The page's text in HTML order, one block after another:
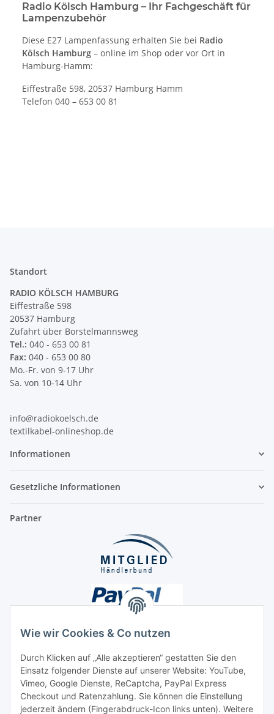
Wie wir Cookies & Co nutzen
Durch Klicken auf „Alle akzeptieren“ gestatten Sie den
Einsatz folgender Dienste auf unserer Website: YouTube,
Vimeo, Google Dienste, ReCaptcha, PayPal Express
Checkout und Ratenzahlung. Sie können die Einstellung
jederzeit ändern (Fingerabdruck-Icon links unten). Weitere
Radio Kölsch Hamburg – Ihr Fachgeschäft für
Lampenzubehör
Diese E27 Lampenfassung erhalten Sie bei Radio
Kölsch Hamburg – online im Shop oder vor Ort in
Hamburg-Hamm:
Eiffestraße 598, 20537 Hamburg Hamm
Telefon 040 – 653 00 81
Standort
RADIO KÖLSCH HAMBURG
Eiffestraße 598
20537 Hamburg
Zufahrt über Borstelmannsweg
Tel.: 040 - 653 00 81
Fax: 040 - 653 00 80
Mo.-Fr. von 9-17 Uhr
Sa. von 10-14 Uhr
info@radiokoelsch.de
textilkabel-onlineshop.de
Informationen
Gesetzliche Informationen
Partner
Unsere Seiten
Social Media